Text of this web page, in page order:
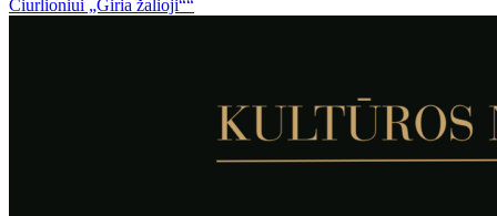
Čiurlioniui „Giria žalioji““